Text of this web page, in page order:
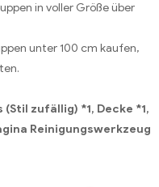
in voller Größe über
unter 100 cm kaufen,
(Stil zufällig) *1, Decke *1,
Reinigungswerkzeug